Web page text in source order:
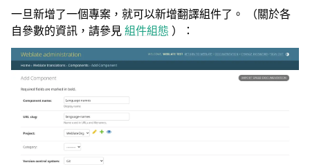
一旦新增了一個專案，就可以新增翻譯組件了。 （關於各
自參數的資訊，請參見 組件組態 ）：